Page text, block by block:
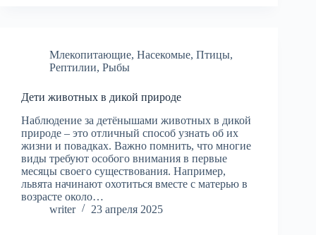
Млекопитающие, Насекомые, Птицы,
Рептилии, Рыбы
Дети животных в дикой природе
Наблюдение за детёнышами животных в дикой
природе – это отличный способ узнать об их
жизни и повадках. Важно помнить, что многие
виды требуют особого внимания в первые
месяцы своего существования. Например,
львята начинают охотиться вместе с матерью в
возрасте около…
writer
23 апреля 2025